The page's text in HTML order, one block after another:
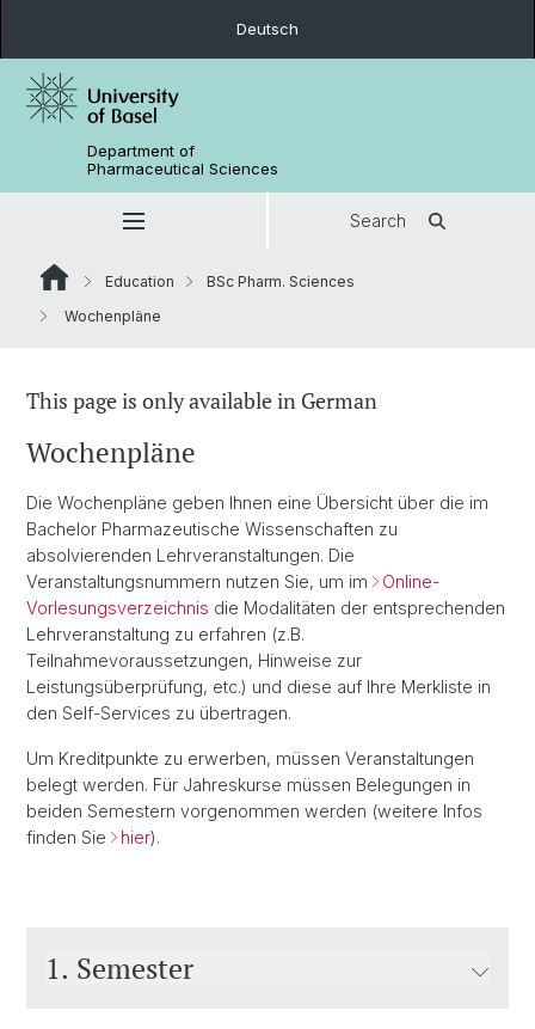
Deutsch
Department of
Pharmaceutical Sciences
Search
Education
BSc Pharm. Sciences
Wochenpläne
This page is only available in German
Wochenpläne
Die Wochenpläne geben Ihnen eine Übersicht über die im
Bachelor Pharmazeutische Wissenschaften zu
absolvierenden Lehrveranstaltungen. Die
Veranstaltungsnummern nutzen Sie, um im
Online-
Vorlesungsverzeichnis die Modalitäten der entsprechenden
Lehrveranstaltung zu erfahren (z.B.
Teilnahmevoraussetzungen, Hinweise zur
Leistungsüberprüfung, etc.) und diese auf Ihre Merkliste in
den Self-Services zu übertragen.
Um Kreditpunkte zu erwerben, müssen Veranstaltungen
belegt werden. Für Jahreskurse müssen Belegungen in
beiden Semestern vorgenommen werden (weitere Infos
finden Sie
hier).
1. Semester